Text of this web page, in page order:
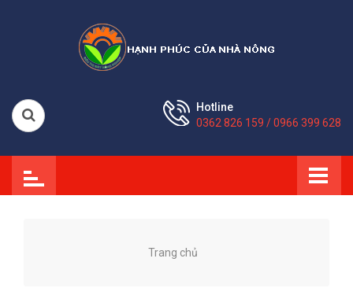
Hotline
0362 826 159 / 0966 399 628
Trang chủ